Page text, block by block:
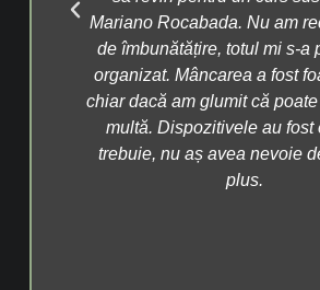
Mariano Rocabada. Nu am
de îmbunătățire, totul mi s-a
organizat. Mâncarea a fost
chiar dacă am glumit că
multă. Dispozitivele au fost
trebuie, nu aș avea nevoie
plus.